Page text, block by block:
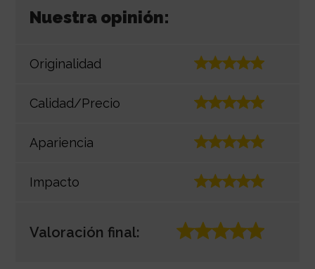
Nuestra opinión:
Originalidad
Calidad/Precio
Apariencia
Impacto
Valoración final: